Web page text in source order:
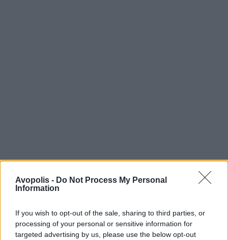
Avopolis - Do Not Process My Personal
Information
If you wish to opt-out of the sale, sharing to third parties, or
processing of your personal or sensitive information for
targeted advertising by us, please use the below opt-out